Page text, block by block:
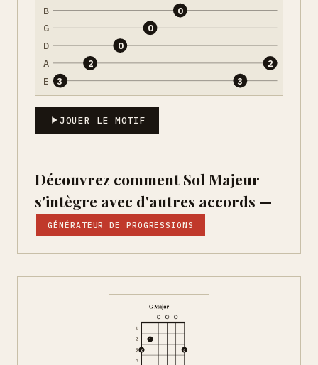
B
G
D
A
E 3
2
0
0
0
3
2
JOUER LE MOTIF
Découvrez comment Sol Majeur
s'intègre avec d'autres accords —
GÉNÉRATEUR DE PROGRESSIONS